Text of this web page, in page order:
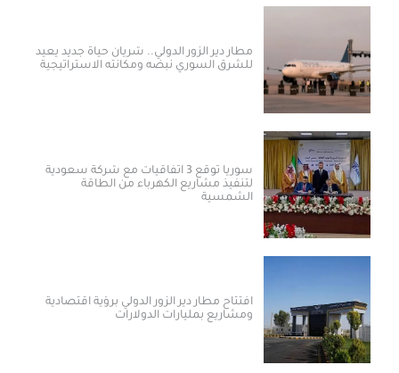
مطار دير الزور الدولي.. شريان حياة جديد يعيد
للشرق السوري نبضه ومكانته الاستراتيجية
سوريا توقع 3 اتفاقيات مع شركة سعودية
لتنفيذ مشاريع الكهرباء من الطاقة
الشمسية
افتتاح مطار دير الزور الدولي برؤية اقتصادية
ومشاريع بمليارات الدولارات ​